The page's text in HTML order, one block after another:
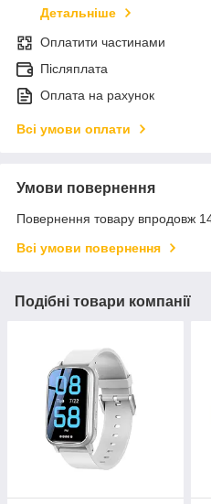
Детальніше
Оплатити частинами
Післяплата
Оплата на рахунок
Всі умови оплати
Умови повернення
Повернення товару впродовж
Всі умови повернення
Подібні товари компанії